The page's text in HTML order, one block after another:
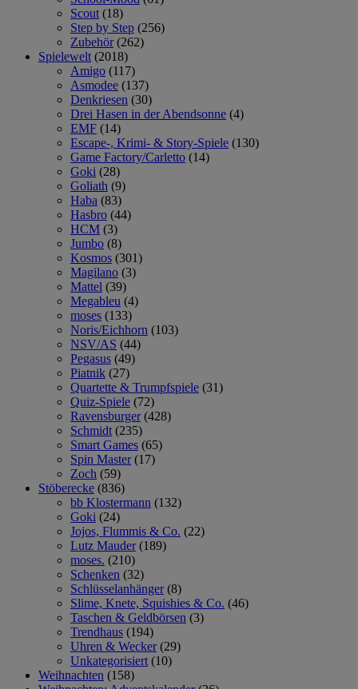
Scout (18)
Step by Step (256)
Zubehör (262)
Spielewelt (2018)
Amigo (117)
Asmodee (137)
Denkriesen (30)
Drei Hasen in der Abendsonne (4)
EMF (14)
Escape-, Krimi- & Story-Spiele (130)
Game Factory/Carletto (14)
Goki (28)
Goliath (9)
Haba (83)
Hasbro (44)
HCM (3)
Jumbo (8)
Kosmos (301)
Magilano (3)
Mattel (39)
Megableu (4)
moses (133)
Noris/Eichhorn (103)
NSV/AS (44)
Pegasus (49)
Piatnik (27)
Quartette & Trumpfspiele (31)
Quiz-Spiele (72)
Ravensburger (428)
Schmidt (235)
Smart Games (65)
Spin Master (17)
Zoch (59)
Stöberecke (836)
bb Klostermann (132)
Goki (24)
Jojos, Flummis & Co. (22)
Lutz Mauder (189)
moses. (210)
Schenken (32)
Schlüsselanhänger (8)
Slime, Knete, Squishies & Co. (46)
Taschen & Geldbörsen (3)
Trendhaus (194)
Uhren & Wecker (29)
Unkategorisiert (10)
Weihnachten (158)